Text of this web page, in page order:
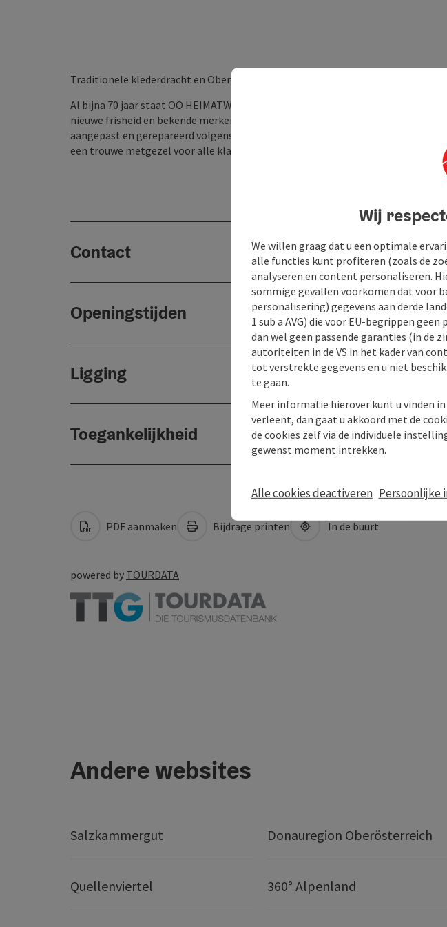
Traditionele klederdracht en Oberösterreichse volkscultuur - traditie met frisheid
Al bijna 70 jaar staat OÖ HEIMATWERK voor klederdracht, traditie en
nieuwe frisheid en bekende merken. In de eigen kleermakerij worden
aangepast en gerepareerd volgens de wensen van de klant. Zelfs naast mode
een trouwe metgezel voor alle klanten die bijzondere aandacht besteden aan
Contact
Openingstijden
Ligging
Toegankelijkheid
PDF aanmaken Bijdrage printen In de buurt
powered by TOURDATA
Andere websites
Salzkammergut Donauregion Oberösterreich
Quellenviertel 360° Alpenland
Wij
We willen graag dat u een optimale
alle functies kunt profiteren (zoals de
analyseren en content personaliseren.
sommige gevallen voorkomen dat voor
personalisering) gegevens aan derde
1 sub a AVG) die voor EU-begrippen
dan wel geen passende garanties (in de
autoriteiten in de VS in het kader van
tot verstrekte gegevens en u niet
te gaan.
Meer informatie hierover kunt u vinden
verleent, dan gaat u akkoord met de
de cookies zelf via de individuele
gewenst moment intrekken.
Alle cookies deactiveren Persoonlijke